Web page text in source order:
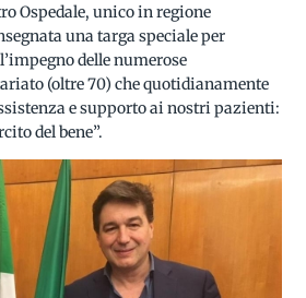
Ospedale, unico in regione
una targa speciale per
delle numerose
(oltre 70) che quotidianamente
e supporto ai nostri pazienti:
del bene”.